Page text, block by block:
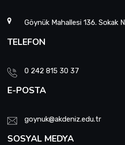
Göynük Mahallesi 136. Sokak
TELEFON
0 242 815 30 37
E-POSTA
goynuk@akdeniz.edu.tr
SOSYAL MEDYA